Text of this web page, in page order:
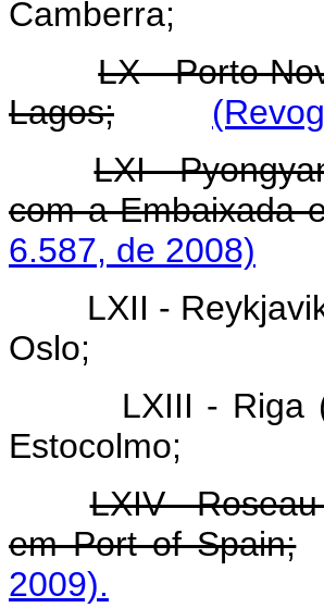
Camberra;
LX - Porto
Lagos;
LXI -
com a Embaixada
6.587, de 2008)
LXII -
Oslo;
LXIII - Riga
Estocolmo;
LXIV -
em Port of Spain;
2009).